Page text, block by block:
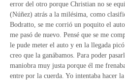
error del otro porque Christian no se
(Núñez) atrás a la milésima, como
Bodratto, se me corrió un poquito el
me pasó de nuevo. Pensé que se me
le pude meter el auto y en la llegada
creo que la ganábamos. Para poder
maniobra muy justa porque él me
entre por la cuerda. Yo intentaba hacer